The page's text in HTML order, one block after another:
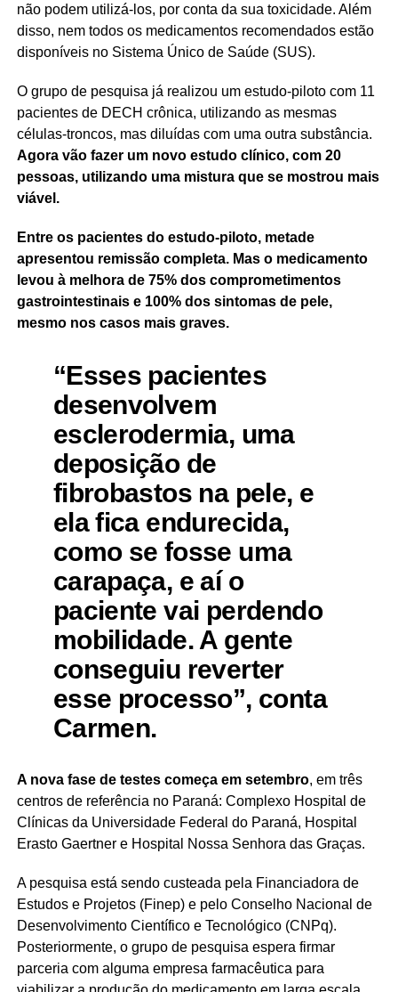
não podem utilizá-los, por conta da sua toxicidade. Além
disso, nem todos os medicamentos recomendados estão
disponíveis no Sistema Único de Saúde (SUS).
O grupo de pesquisa já realizou um estudo-piloto com 11
pacientes de DECH crônica, utilizando as mesmas
células-troncos, mas diluídas com uma outra substância.
Agora vão fazer um novo estudo clínico, com 20
pessoas, utilizando uma mistura que se mostrou mais
viável.
Entre os pacientes do estudo-piloto, metade
apresentou remissão completa. Mas o medicamento
levou à melhora de 75% dos comprometimentos
gastrointestinais e 100% dos sintomas de pele,
mesmo nos casos mais graves.
“Esses pacientes
desenvolvem
esclerodermia, uma
deposição de
fibrobastos na pele, e
ela fica endurecida,
como se fosse uma
carapaça, e aí o
paciente vai perdendo
mobilidade. A gente
conseguiu reverter
esse processo”, conta
Carmen.
A nova fase de testes começa em setembro, em três
centros de referência no Paraná: Complexo Hospital de
Clínicas da Universidade Federal do Paraná, Hospital
Erasto Gaertner e Hospital Nossa Senhora das Graças.
A pesquisa está sendo custeada pela Financiadora de
Estudos e Projetos (Finep) e pelo Conselho Nacional de
Desenvolvimento Científico e Tecnológico (CNPq).
Posteriormente, o grupo de pesquisa espera firmar
parceria com alguma empresa farmacêutica para